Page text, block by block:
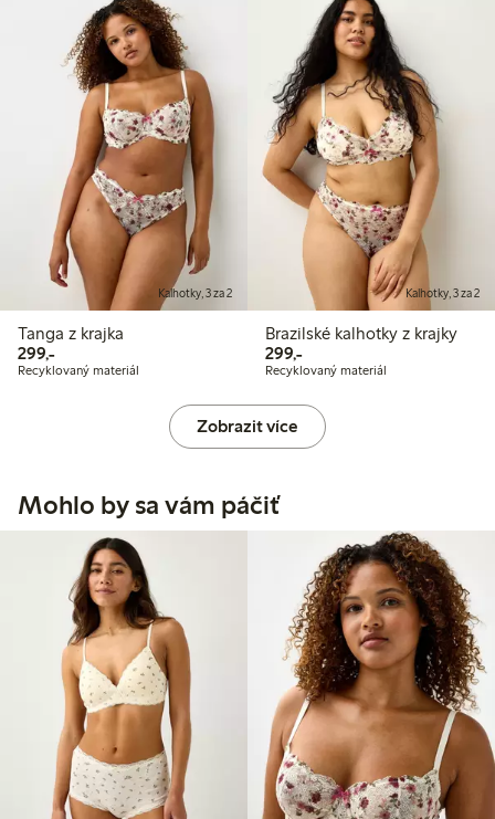
Kalhotky, 3 za 2
Tanga z krajka
299,-299,00 Kč
Recyklovaný materiál
Kalhotky, 3 za 2
Brazilské kalhotky z krajky
299,-299,00 Kč
Recyklovaný materiál
Zobrazit více
Mohlo by sa vám páčiť